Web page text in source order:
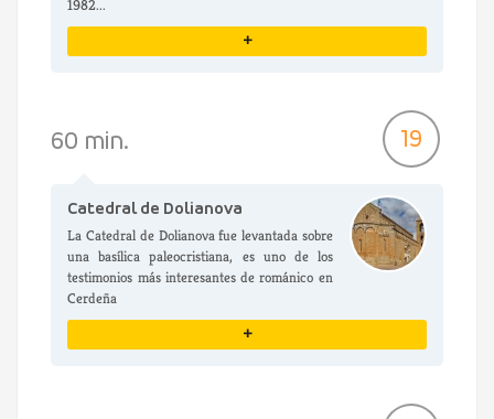
1982...
+
60 min. 19
Catedral de Dolianova
La Catedral de Dolianova fue levantada sobre
una basílica paleocristiana, es uno de los
testimonios más interesantes de románico en
Cerdeña
+